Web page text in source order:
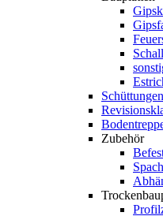
Schüttungen
Zubehör